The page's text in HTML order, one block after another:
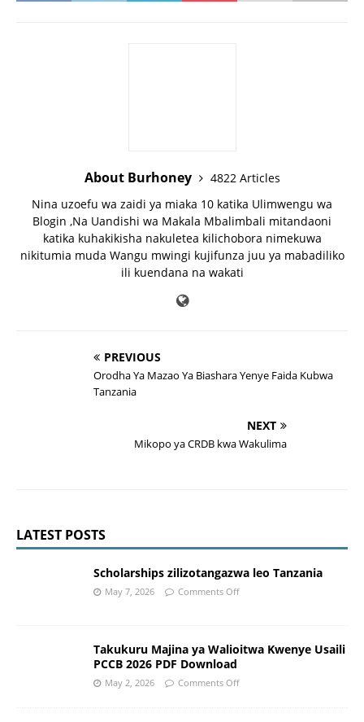
About Burhoney
4822 Articles
Nina uzoefu wa zaidi ya miaka 10 katika Ulimwengu wa
Blogin ,Na Uandishi wa Makala Mbalimbali mitandaoni
katika kuhakikisha nakuletea kilichobora nimekuwa
nikitumia muda Wangu mwingi kujifunza juu ya mabadiliko
ili kuendana na wakati
PREVIOUS
Orodha Ya Mazao Ya Biashara Yenye Faida Kubwa
Tanzania
NEXT
Mikopo ya CRDB kwa Wakulima
LATEST POSTS
Scholarships zilizotangazwa leo Tanzania
May 7, 2026 Comments Off
Takukuru Majina ya Walioitwa Kwenye Usaili
PCCB 2026 PDF Download
May 2, 2026 Comments Off